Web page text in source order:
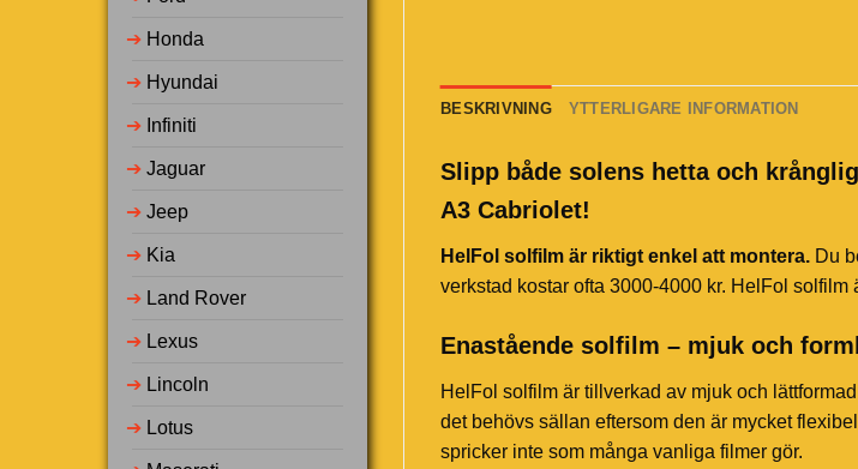
➔ Honda
➔ Hyundai
➔ Infiniti
➔ Jaguar
➔ Jeep
➔ Kia
➔ Land Rover
➔ Lexus
➔ Lincoln
➔ Lotus
BESKRIVNING YTTERLIGARE INFORMATION
Slipp både solens hetta och
A3 Cabriolet!
HelFol solfilm är riktigt enkel att montera. Du
verkstad kostar ofta 3000-4000 kr. HelFol
Enastående solfilm – mjuk och
HelFol solfilm är tillverkad av mjuk och
det behövs sällan eftersom den är mycket
spricker inte som många vanliga filmer gör.